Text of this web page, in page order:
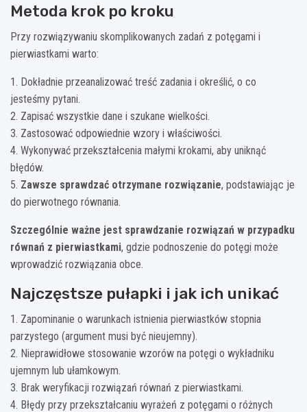
Metoda krok po kroku
Przy rozwiązywaniu skomplikowanych zadań z potęgami i
pierwiastkami warto:
1. Dokładnie przeanalizować treść zadania i określić, o co
jesteśmy pytani.
2. Zapisać wszystkie dane i szukane wielkości.
3. Zastosować odpowiednie wzory i właściwości.
4. Wykonywać przekształcenia małymi krokami, aby uniknąć
błędów.
5. Zawsze sprawdzać otrzymane rozwiązanie, podstawiając je
do pierwotnego równania.
Szczególnie ważne jest sprawdzanie rozwiązań w przypadku
równań z pierwiastkami, gdzie podnoszenie do potęgi może
wprowadzić rozwiązania obce.
Najczęstsze pułapki i jak ich unikać
1. Zapominanie o warunkach istnienia pierwiastków stopnia
parzystego (argument musi być nieujemny).
2. Nieprawidłowe stosowanie wzorów na potęgi o wykładniku
ujemnym lub ułamkowym.
3. Brak weryfikacji rozwiązań równań z pierwiastkami.
4. Błędy przy przekształcaniu wyrażeń z potęgami o różnych